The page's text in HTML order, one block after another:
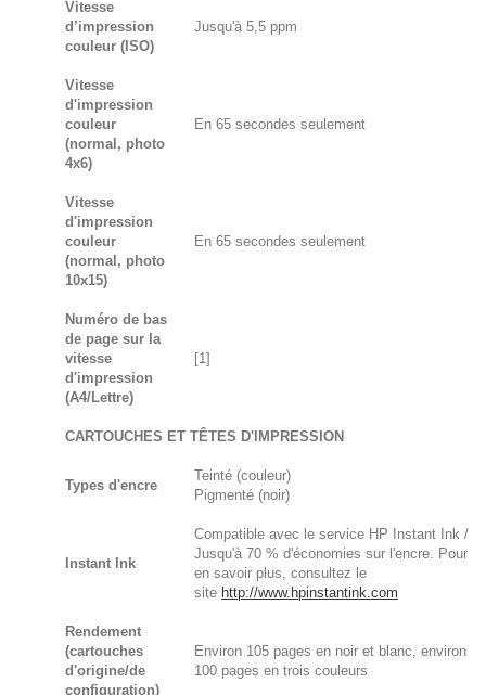
Vitesse
d’impression
couleur (ISO)
Jusqu'à 5,5 ppm
Vitesse
d'impression
couleur
(normal, photo
4x6)
En 65 secondes seulement
Vitesse
d'impression
couleur
(normal, photo
10x15)
En 65 secondes seulement
Numéro de bas
de page sur la
vitesse
d'impression
(A4/Lettre)
[1]
CARTOUCHES ET TÊTES D'IMPRESSION
Types d'encre
Teinté (couleur)
Pigmenté (noir)
Instant Ink
Compatible avec le service HP Instant Ink /
Jusqu'à 70 % d'économies sur l'encre. Pour
en savoir plus, consultez le
site http://www.hpinstantink.com
Rendement
(cartouches
d'origine/de
configuration)
Environ 105 pages en noir et blanc, environ
100 pages en trois couleurs